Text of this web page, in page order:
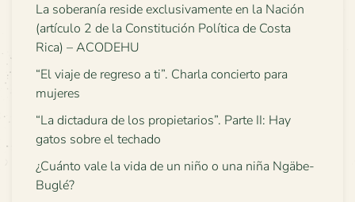
La soberanía reside exclusivamente en la Nación
(artículo 2 de la Constitución Política de Costa
Rica) – ACODEHU
“El viaje de regreso a ti”. Charla concierto para
mujeres
“La dictadura de los propietarios”. Parte II: Hay
gatos sobre el techado
¿Cuánto vale la vida de un niño o una niña Ngäbe-
Buglé?